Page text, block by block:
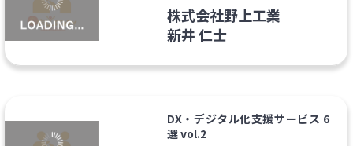
株式会社野上工業
新井 仁士
DX・デジタル化支援サービス 6
選 vol.2